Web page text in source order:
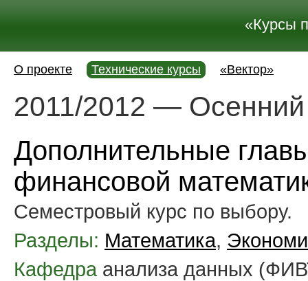
«Курсы
О проекте Технические курсы «Вектор»
2011/2012 — Осенний
Дополнительные
финансовой
Семестровый курс по выбору.
Разделы: Математика,
Кафедра анализа данных